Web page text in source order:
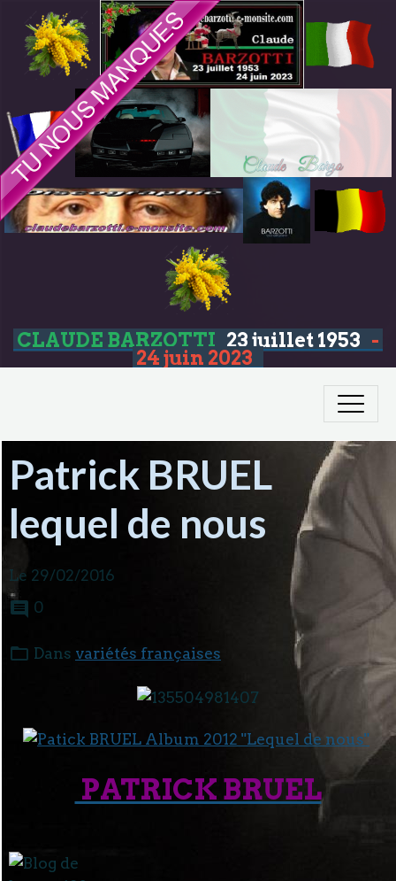
CLAUDE BARZOTTI 23 juillet 1953 -
24 juin 2023
Patrick BRUEL
lequel de nous
Le 29/02/2016
0
Dans variétés françaises
PATRICK BRUEL